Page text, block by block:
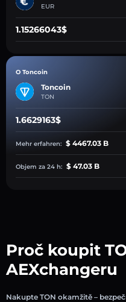
EUR
1.15266043$
O Toncoin
Toncoin
TON
1.6629163$
Mehr erfahren: $ 4467.03 B
Objem za 24 h: $ 47.03 B
Proč koupit
AEXchangeru
Nakupte TON okamžitě –